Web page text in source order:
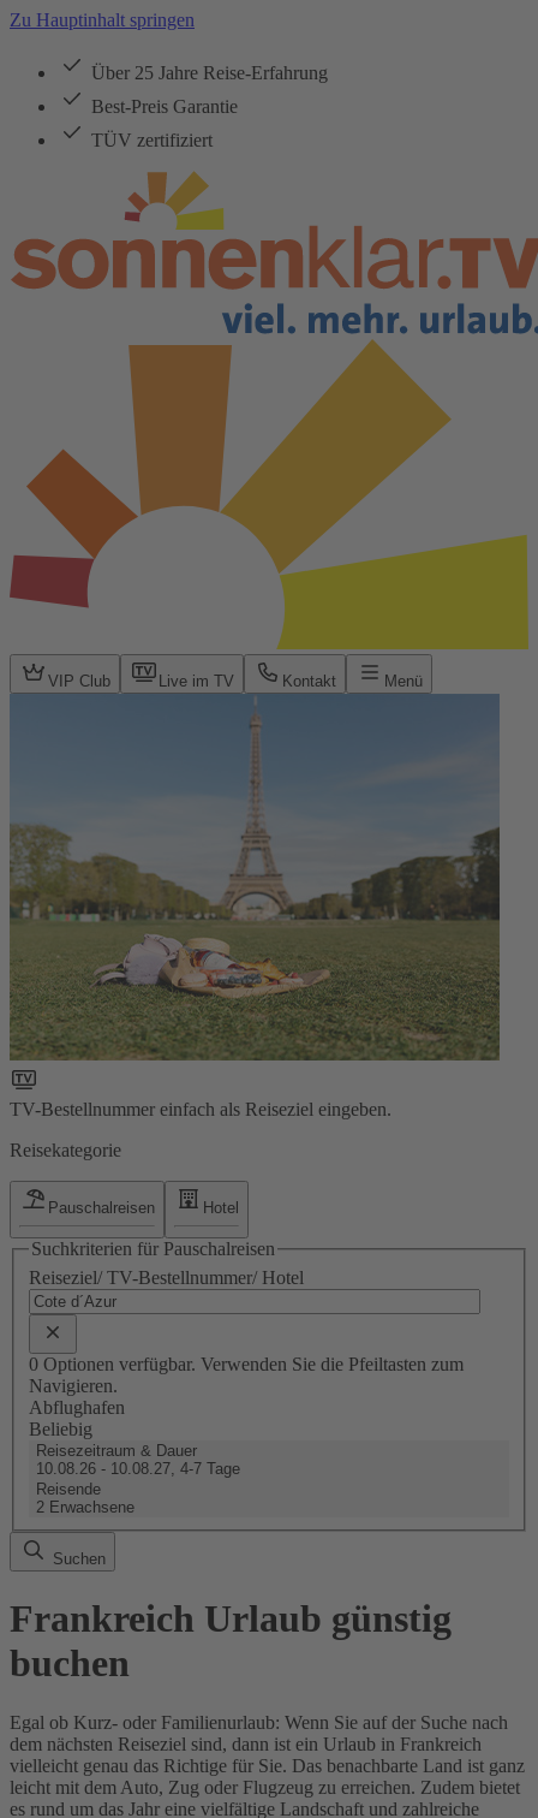
Zu Hauptinhalt springen
Über 25 Jahre Reise-Erfahrung
Best-Preis Garantie
TÜV zertifiziert
VIP Club Live im TV Kontakt Menü
TV-Bestellnummer einfach als Reiseziel eingeben.
Reisekategorie
Pauschalreisen Hotel
Suchkriterien für Pauschalreisen
Reiseziel/ TV-Bestellnummer/ Hotel
0 Optionen verfügbar. Verwenden Sie die Pfeiltasten zum
Navigieren.
Abflughafen
Beliebig
Reisezeitraum & Dauer
10.08.26 - 10.08.27, 4-7 Tage
Reisende
2 Erwachsene
Suchen
Frankreich Urlaub günstig
buchen
Egal ob Kurz- oder Familienurlaub: Wenn Sie auf der Suche nach
dem nächsten Reiseziel sind, dann ist ein Urlaub in Frankreich
vielleicht genau das Richtige für Sie. Das benachbarte Land ist ganz
leicht mit dem Auto, Zug oder Flugzeug zu erreichen. Zudem bietet
es rund um das Jahr eine vielfältige Landschaft und zahlreiche